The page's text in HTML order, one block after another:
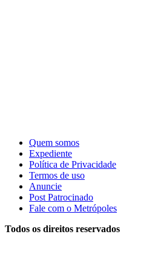
Quem somos
Expediente
Política de Privacidade
Termos de uso
Anuncie
Post Patrocinado
Fale com o Metrópoles
Todos os direitos reservados